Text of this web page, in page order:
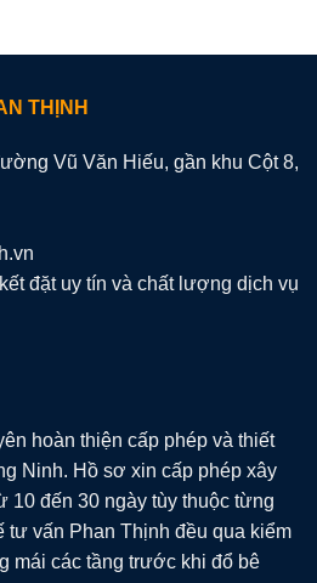
THỊNH
Vũ Văn Hiếu, gần khu Cột 8,
đặt uy tín và chất lượng dịch vụ
hoàn thiện cấp phép và thiết
Ninh. Hồ sơ xin cấp phép xây
đến 30 ngày tùy thuộc từng
tư vấn Phan Thịnh đều qua kiểm
mái các tầng trước khi đổ bê